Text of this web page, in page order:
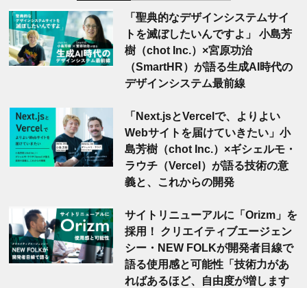
「聖典的なデザインシステムサイ
トを滅ぼしたいんですよ」 小島芳
樹（chot Inc.）×宮原功治
（SmartHR）が語る生成AI時代の
デザインシステム最前線
「Next.jsとVercelで、よりよい
Webサイトを届けていきたい」小
島芳樹（chot Inc.）×ギシェルモ・
ラウチ（Vercel）が語る技術の意
義と、これからの開発
サイトリニューアルに「Orizm」を
採用！ クリエイティブエージェン
シー・NEW FOLKが開発者目線で
語る使用感と可能性「技術力があ
ればあるほど、自由度が増します